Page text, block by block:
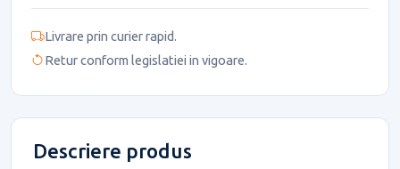
Livrare prin curier rapid.
Retur conform legislatiei in vigoare.
Descriere produs